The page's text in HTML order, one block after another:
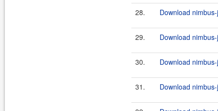
28. Download
29. Download
30. Download
31. Download